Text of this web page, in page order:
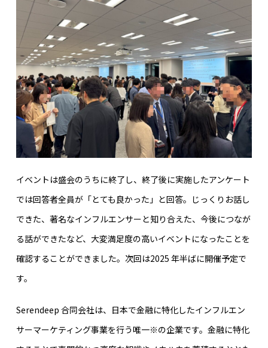
イベントは盛会のうちに終了し、終了後に実施したアンケート
では回答者全員が「とても良かった」と回答。じっくりお話し
できた、著名なインフルエンサーと知り合えた、今後につなが
る話ができたなど、大変満足度の高いイベントになったことを
確認することができました。次回は2025 年半ばに開催予定で
す。
Serendeep 合同会社は、日本で金融に特化したインフルエン
サーマーケティング事業を行う唯一※の企業です。金融に特化